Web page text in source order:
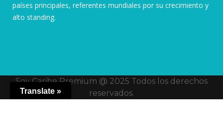
países principales, referentes mundiales por su crecimiento y
alto standing.
Soy Caribe Premium @ 2025 Todos los derechos
reservados.
Translate »